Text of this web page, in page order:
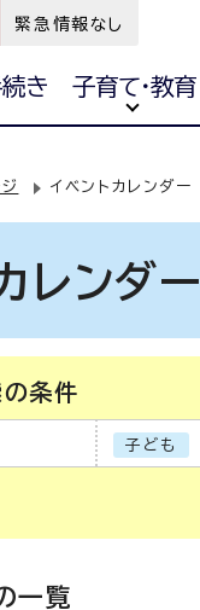
緊急情報なし
続き 子育て・教育
イベントカレンダー
レンダー
条件
子ども
一覧